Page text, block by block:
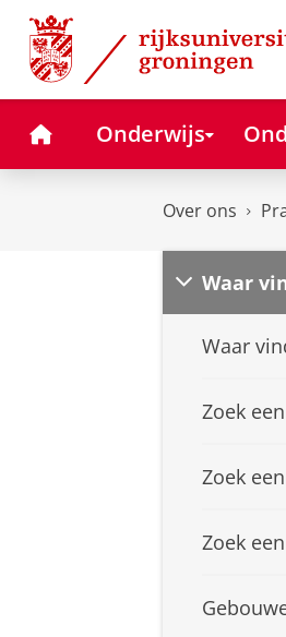
Skip
Content
Skip
Navigation
HomeOnderwijs
Over ons
Waar
Waar
Zoek
Zoek
Zoek